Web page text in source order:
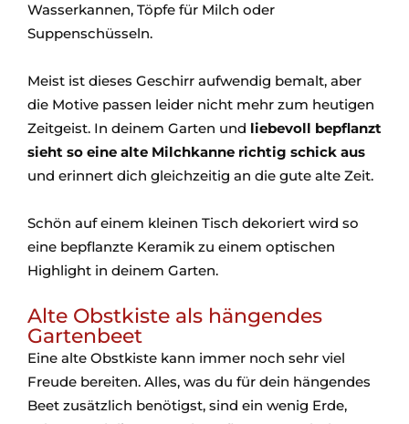
Wasserkannen, Töpfe für Milch oder
Suppenschüsseln.
Meist ist dieses Geschirr aufwendig bemalt, aber
die Motive passen leider nicht mehr zum heutigen
Zeitgeist. In deinem Garten und liebevoll bepflanzt
sieht so eine alte Milchkanne richtig schick aus
und erinnert dich gleichzeitig an die gute alte Zeit.
Schön auf einem kleinen Tisch dekoriert wird so
eine bepflanzte Keramik zu einem optischen
Highlight in deinem Garten.
Alte Obstkiste als hängendes
Gartenbeet
Eine alte Obstkiste kann immer noch sehr viel
Freude bereiten. Alles, was du für dein hängendes
Beet zusätzlich benötigst, sind ein wenig Erde,